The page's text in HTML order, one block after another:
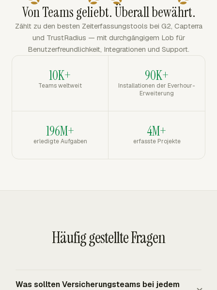
Von Teams geliebt. Überall bewährt.
Zählt zu den besten Zeiterfassungstools bei G2, Capterra
und TrustRadius — mit durchgängigem Lob für
Benutzerfreundlichkeit, Integrationen und Support.
10K+
Teams weltweit
90K+
Installationen der Everhour-
Erweiterung
196M+
erledigte Aufgaben
4M+
erfasste Projekte
Häufig gestellte Fragen
Was sollten Versicherungsteams bei jedem